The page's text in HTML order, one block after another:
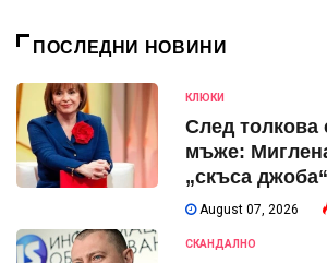
ПОСЛЕДНИ НОВИНИ
КЛЮКИ
След толкова
мъже:
„скъса
August 07, 2026
СКАНДАЛНО